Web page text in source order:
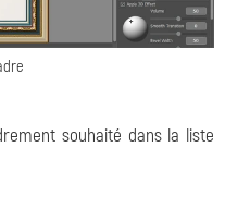
souhaité dans la liste